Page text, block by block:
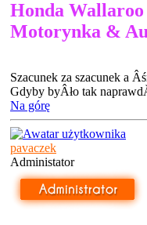
Honda
Motorynka &
Szacunek za szacunek a
Gdyby byÂło tak
Na górę
pavaczek
Administator